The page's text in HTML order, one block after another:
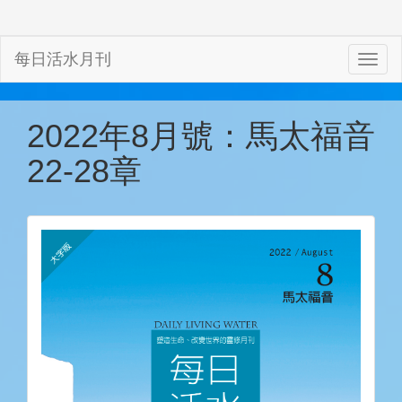
每日活水月刊
2022年8月號：馬太福音
22-28章